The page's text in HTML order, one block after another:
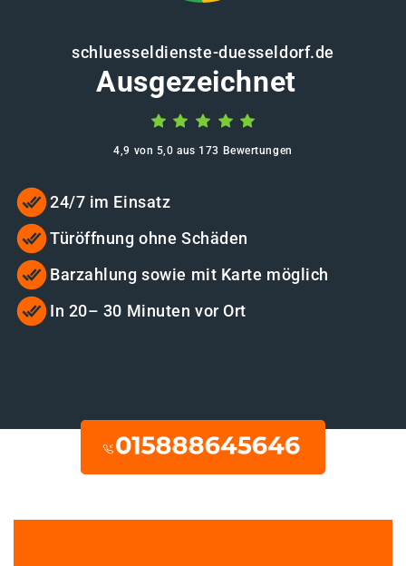
schluesseldienste-duesseldorf.de
Ausgezeichnet
4,9 von 5,0 aus 173 Bewertungen
24/7 im Einsatz
Türöffnung ohne Schäden
Barzahlung sowie mit Karte möglich
In 20– 30 Minuten vor Ort